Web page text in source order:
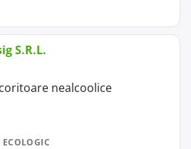
S.R.L.
nealcoolice